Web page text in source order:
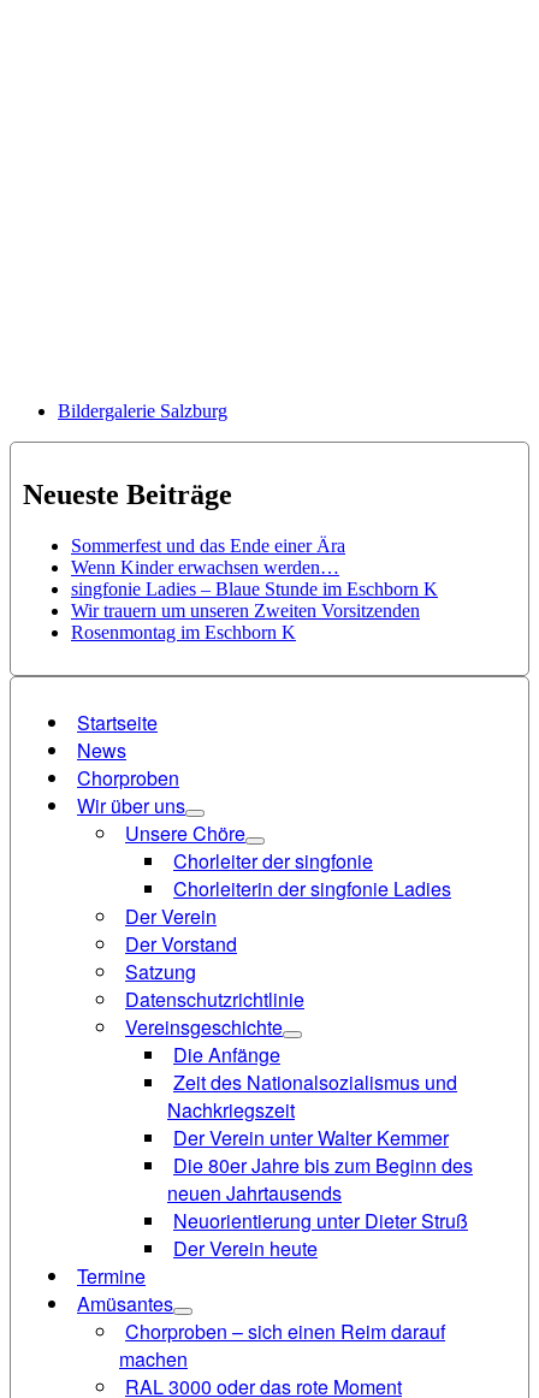
Bildergalerie Salzburg
Neueste Beiträge
Sommerfest und das Ende einer Ära
Wenn Kinder erwachsen werden…
singfonie Ladies – Blaue Stunde im Eschborn K
Wir trauern um unseren Zweiten Vorsitzenden
Rosenmontag im Eschborn K
Startseite
News
Chorproben
Wir über uns
Unsere Chöre
Chorleiter der singfonie
Chorleiterin der singfonie Ladies
Der Verein
Der Vorstand
Satzung
Datenschutzrichtlinie
Vereinsgeschichte
Die Anfänge
Zeit des Nationalsozialismus und
Nachkriegszeit
Der Verein unter Walter Kemmer
Die 80er Jahre bis zum Beginn des
neuen Jahrtausends
Neuorientierung unter Dieter Struß
Der Verein heute
Termine
Amüsantes
Chorproben – sich einen Reim darauf
machen
RAL 3000 oder das rote Moment